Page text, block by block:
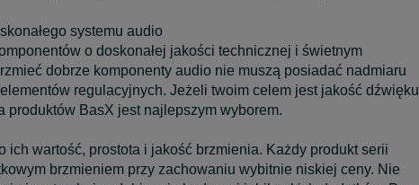
systemu audio
o doskonałej jakości technicznej i świetnym
dobrze komponenty audio nie muszą posiadać nadmiaru
regulacyjnych. Jeżeli twoim celem jest jakość dźwięku
BasX jest najlepszym wyborem.
ich wartość, prostota i jakość brzmienia. Każdy produkt serii
brzmieniem przy zachowaniu wybitnie niskiej ceny. Nie